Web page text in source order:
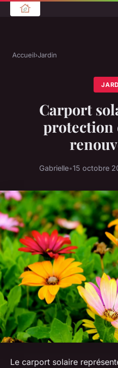
Accueil›Jardin
Carport
protection
Gabrielle•15 octobre
Le carport solaire